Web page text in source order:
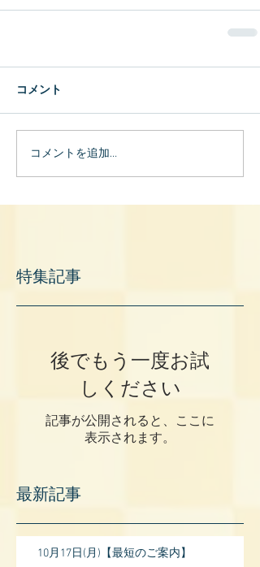
コメント
コメントを追加…
特集記事
後でもう一度お試
しください
記事が公開されると、ここに
表示されます。
最新記事
10月17日(月)【最短のご案内】